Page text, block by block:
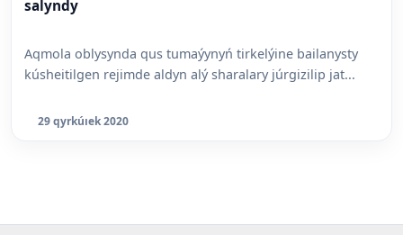
salyndy
Aqmola oblysynda qus tumaýynyń tirkelýine bailanysty
kúsheitilgen rejimde aldyn alý sharalary júrgizilip jat...
29 qyrkúıek 2020